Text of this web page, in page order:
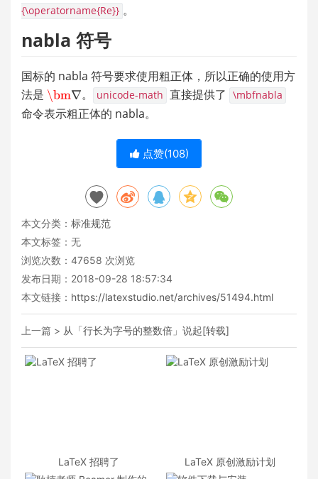
{\operatorname{Re}} 。
nabla 符号
国标的 nabla 符号要求使用粗正体，所以正确的使用方
法是
。 unicode-math 直接提供了 \mbfnabla
命令表示粗正体的 nabla。
点赞(108)
本文分类： 标准规范
本文标签：无
浏览次数： 47658 次浏览
发布日期：2018-09-28 18:57:34
本文链接： https://latexstudio.net/archives/51494.html
上一篇 > 从「行长为字号的整数倍」说起[转载]
LaTeX 招聘了 LaTeX 原创激励计划